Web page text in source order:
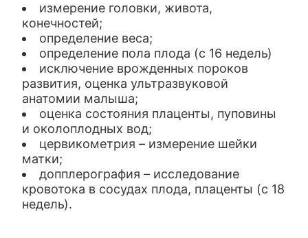
измерение головки, живота,
конечностей;
определение веса;
определение пола плода (с 16 недель)
исключение врожденных пороков
развития, оценка ультразвуковой
анатомии малыша;
оценка состояния плаценты, пуповины
и околоплодных вод;
цервикометрия – измерение шейки
матки;
допплерография – исследование
кровотока в сосудах плода, плаценты (с 18
недель).